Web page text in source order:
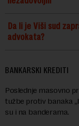
Da li je Viši sud
advokata?
BANKARSKI KREDITI
Poslednje masovno
tužbe protiv banaka
su i na banderama.